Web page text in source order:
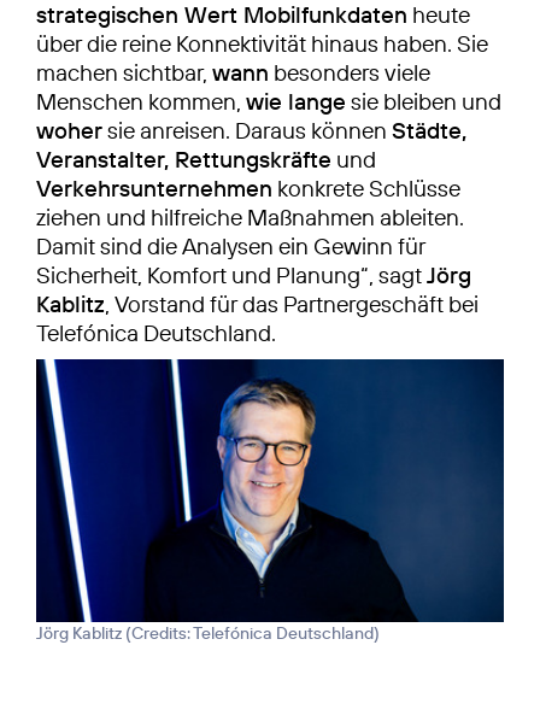
strategischen Wert Mobilfunkdaten heute
über die reine Konnektivität hinaus haben. Sie
machen sichtbar, wann besonders viele
Menschen kommen, wie lange sie bleiben und
wohersie anreisen. Daraus können Städte,
Veranstalter, Rettungskräfte und
Verkehrsunternehmen konkrete Schlüsse
ziehen und hilfreiche Maßnahmen ableiten.
Damit sind die Analysen ein Gewinn für
Sicherheit, Komfort und Planung“, sagtJörg
Kablitz , Vorstand für das Partnergeschäft bei
Telefónica Deutschland.
Jörg Kablitz (Credits: Telefónica Deutschland)